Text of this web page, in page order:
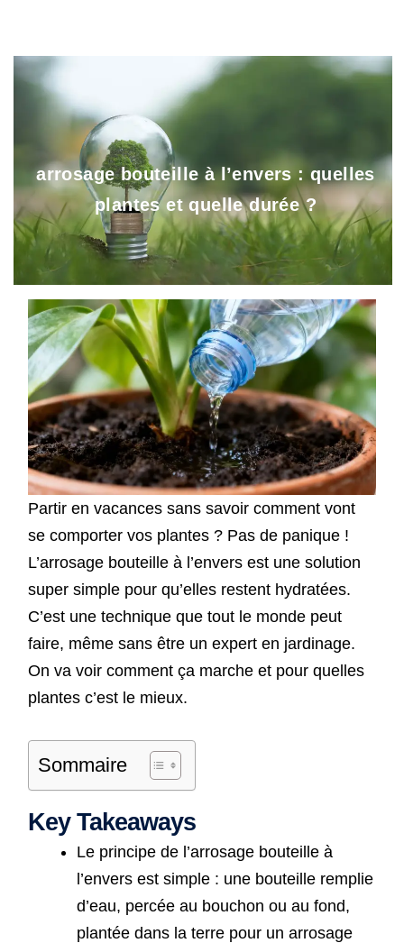
arrosage bouteille à l’envers : quelles
plantes et quelle durée ?
Partir en vacances sans savoir comment vont
se comporter vos plantes ? Pas de panique !
L’arrosage bouteille à l’envers est une solution
super simple pour qu’elles restent hydratées.
C’est une technique que tout le monde peut
faire, même sans être un expert en jardinage.
On va voir comment ça marche et pour quelles
plantes c’est le mieux.
Sommaire
Key Takeaways
Le principe de l’arrosage bouteille à
l’envers est simple : une bouteille remplie
d’eau, percée au bouchon ou au fond,
plantée dans la terre pour un arrosage